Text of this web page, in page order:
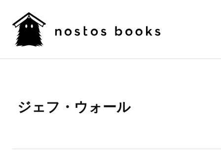
ジェフ・ウォール